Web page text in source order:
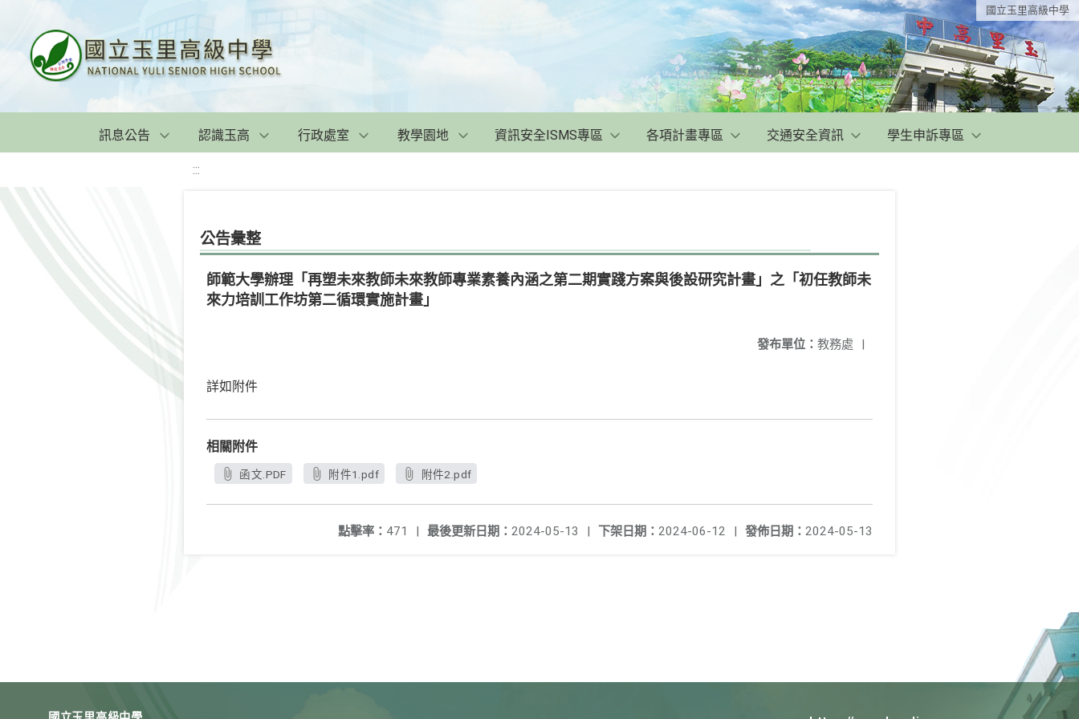
國立玉里高級中學
訊息公告 認識玉高 行政處室 教學園地 資訊安全ISMS專區 各項計畫專區 交通安全資訊 學生申訴專區
:::
公告彙整
師範大學辦理「再塑未來教師未來教師專業素養內涵之第二期實踐方案與後設研究計畫」之「初任教師未
來力培訓工作坊第二循環實施計畫」
發布單位： 教務處 |
詳如附件
相關附件
函文.PDF 附件1.pdf 附件2.pdf
發佈日期： 2024-05-13
下架日期： 2024-06-12 |
最後更新日期： 2024-05-13 |
點擊率： 471 |